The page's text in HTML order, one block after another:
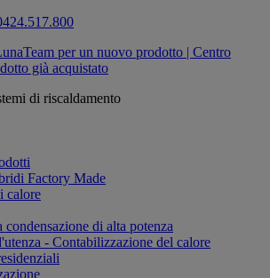
per un nuovo prodotto | Centro
già acquistato
Factory Made
calore
condensazione di alta potenza
- Contabilizzazione del calore